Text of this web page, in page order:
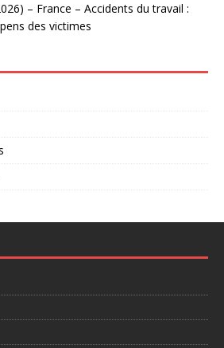
– France – Accidents du travail :
des victimes